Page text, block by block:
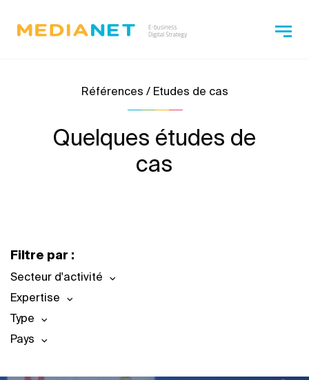
Références / Etudes de cas
Quelques études de
cas
Filtre par :
Secteur d'activité
Expertise
Type
Pays